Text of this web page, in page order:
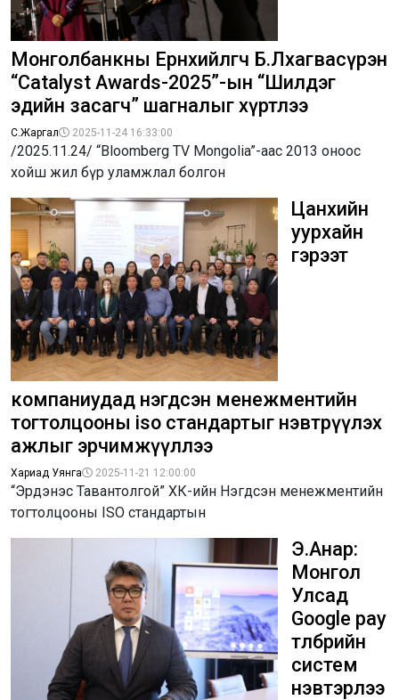
Монголбанкны Ерөнхийлөгч Б.Лхагвасүрэн
“Catalyst Awards-2025”-ын “Шилдэг
эдийн засагч” шагналыг хүртлээ
С.Жаргал 2025-11-24 16:33:00
/2025.11.24/ “Bloomberg TV Mongolia”-аас 2013 оноос
хойш жил бүр уламжлал болгон
Цанхийн
уурхайн
гэрээт
компаниудад нэгдсэн менежментийн
тогтолцооны iso стандартыг нэвтрүүлэх
ажлыг эрчимжүүллээ
Хариад Уянга 2025-11-21 12:00:00
“Эрдэнэс Тавантолгой” ХК-ийн Нэгдсэн менежментийн
тогтолцооны ISO стандартын
Э.Анар:
Монгол
Улсад
Google pay
төлбөрийн
систем
нэвтэрлээ